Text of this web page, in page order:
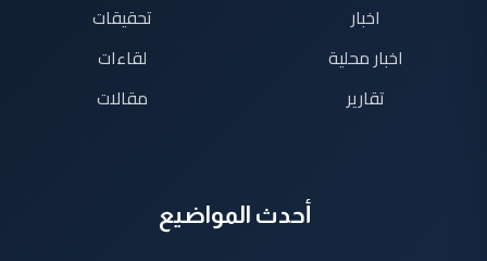
اخبار
اخبار محلية
تقارير
تحقيقات
لقاءات
مقالات
أحدث المواضيع